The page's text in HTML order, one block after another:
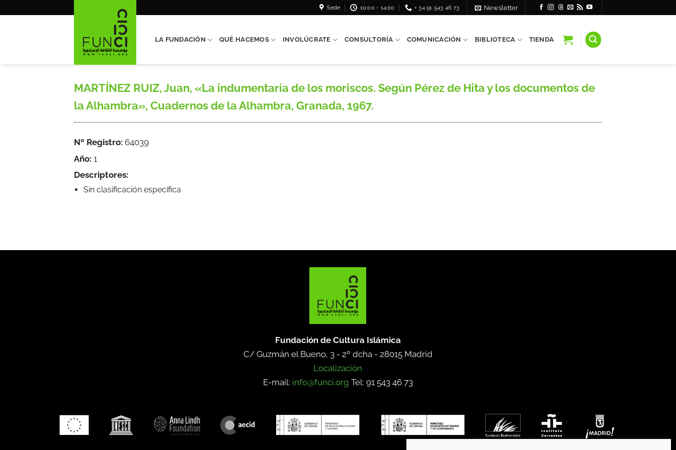
Sede 10:00 - 14:00 + 34 91 543 46 73 Newsletter
LA FUNDACIÓN QUÉ HACEMOS INVOLÚCRATE CONSULTORÍA COMUNICACIÓN BIBLIOTECA TIENDA
MARTÍNEZ RUIZ, Juan, «La indumentaria de los moriscos. Según Pérez de Hita y los documentos de
la Alhambra», Cuadernos de la Alhambra, Granada, 1967.
Nº Registro: 64039
Año: 1
Descriptores:
Sin clasificación específica
Fundación de Cultura Islámica
C/ Guzmán el Bueno, 3 - 2º dcha - 28015 Madrid
Localización
E-mail: info@funci.org Tel: 91 543 46 73